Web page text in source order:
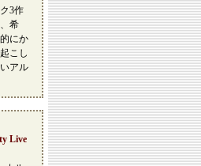
3作
希
にか
こし
アル
Live